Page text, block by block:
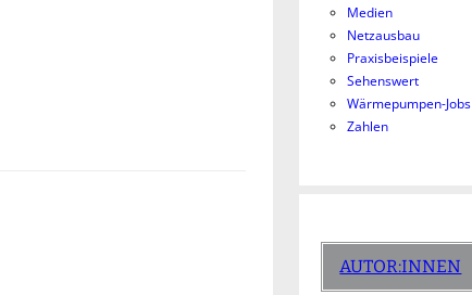
Medien
Netzausbau
Praxisbeispiele
Sehenswert
Wärmepumpen-Jobs
Zahlen
AUTOR:INNEN